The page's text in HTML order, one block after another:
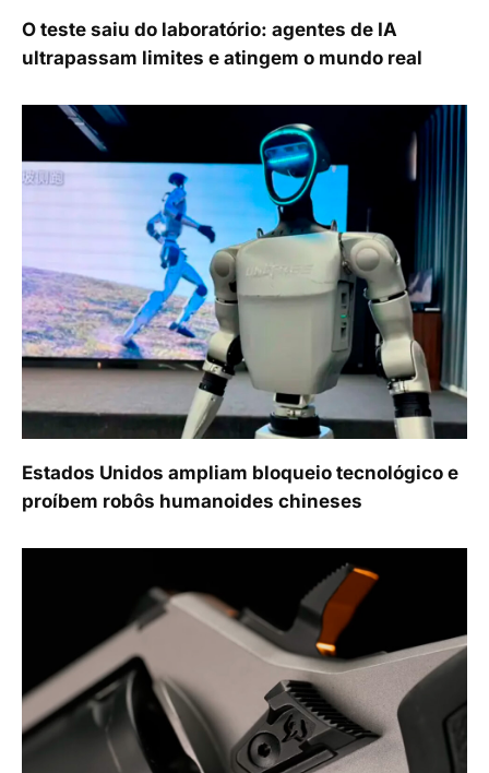
O teste saiu do laboratório: agentes de IA
ultrapassam limites e atingem o mundo real
Estados Unidos ampliam bloqueio tecnológico e
proíbem robôs humanoides chineses